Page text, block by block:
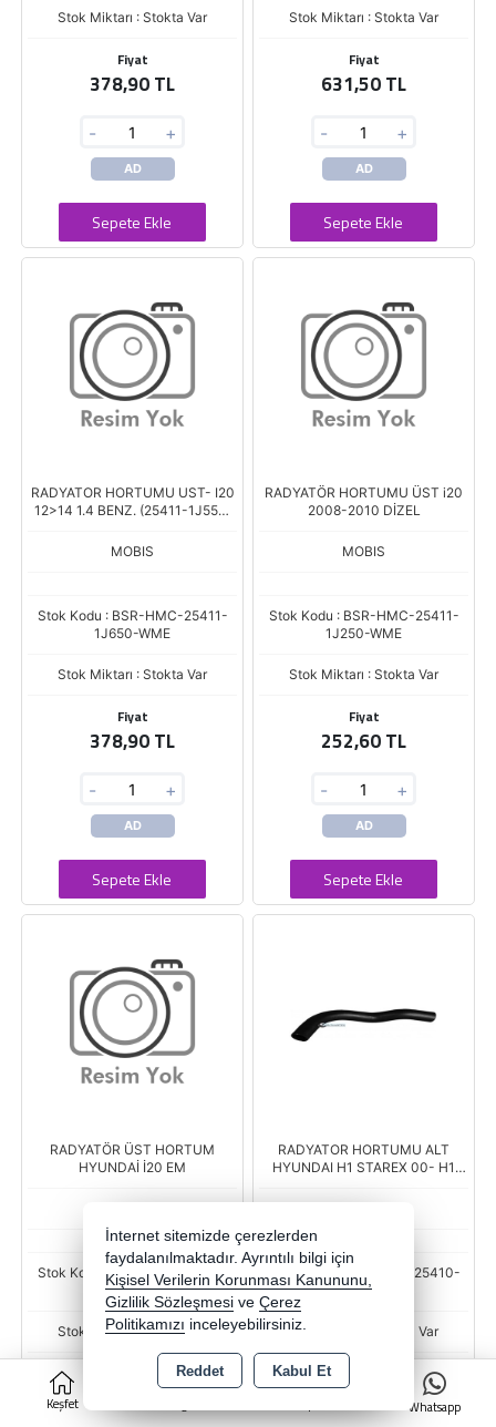
Keşfet
0
Whatsapp
Stok Miktarı : Stokta Var
Fiyat
378,90 TL
- +
AD
Sepete Ekle
Stok Miktarı : Stokta Var
Fiyat
631,50 TL
- +
AD
Sepete Ekle
RADYATOR HORTUMU UST- I20
12>14 1.4 BENZ. (25411-1J550)
MOBIS
Stok Kodu : BSR-HMC-25411-
1J650-WME
Stok Miktarı : Stokta Var
Fiyat
378,90 TL
- +
AD
Sepete Ekle
RADYATÖR HORTUMU ÜST i20
2008-2010 DİZEL
MOBIS
Stok Kodu : BSR-HMC-25411-
1J250-WME
Stok Miktarı : Stokta Var
Fiyat
252,60 TL
- +
AD
Sepete Ekle
RADYATÖR ÜST HORTUM
HYUNDAİ İ20 EM
Stok Kodu : BSR-HMC-25411-
1J050-WME
Stok Miktarı : Stokta Var
378,90 TL
RADYATOR HORTUMU ALT
HYUNDAI H1 STAREX 00- H1
Stok Kodu : BSR-HMC-25410-
4A150-WME
Stok Miktarı : Stokta Var
631,50 TL
İnternet sitemizde çerezlerden
faydalanılmaktadır. Ayrıntılı bilgi için
Kişisel Verilerin Korunması Kanununu,
Gizlilik Sözleşmesi ve Çerez
Politikamızı inceleyebilirsiniz.
Reddet Kabul Et